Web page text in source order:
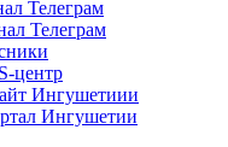
Телеграм
Телеграм
центр
Ингушетиии
Ингушетии